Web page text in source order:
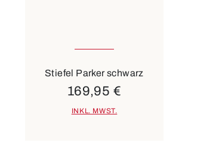
blaubraun
Stiefel Parker schwarz
169,95 €
INKL. MWST.